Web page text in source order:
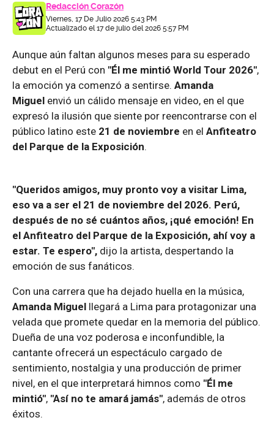
Redacción Corazón
Viernes, 17 De Julio 2026 5:43 PM
Actualizado el 17 de julio del 2026 5:57 PM
Aunque aún faltan algunos meses para su esperado
debut en el Perú con "Él me mintió World Tour 2026",
la emoción ya comenzó a sentirse. Amanda
Miguel envió un cálido mensaje en video, en el que
expresó la ilusión que siente por reencontrarse con el
público latino este 21 de noviembre en el Anfiteatro
del Parque de la Exposición.
"Queridos amigos, muy pronto voy a visitar Lima,
eso va a ser el 21 de noviembre del 2026. Perú,
después de no sé cuántos años, ¡qué emoción! En
el Anfiteatro del Parque de la Exposición, ahí voy a
estar. Te espero", dijo la artista, despertando la
emoción de sus fanáticos.
Con una carrera que ha dejado huella en la música,
Amanda Miguel llegará a Lima para protagonizar una
velada que promete quedar en la memoria del público.
Dueña de una voz poderosa e inconfundible, la
cantante ofrecerá un espectáculo cargado de
sentimiento, nostalgia y una producción de primer
nivel, en el que interpretará himnos como "Él me
mintió", "Así no te amará jamás", además de otros
éxitos.